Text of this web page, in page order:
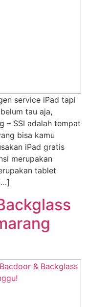
service iPad tapi
tau aja,
– SSI adalah tempat
bisa kamu
iPad gratis
merupakan
tablet